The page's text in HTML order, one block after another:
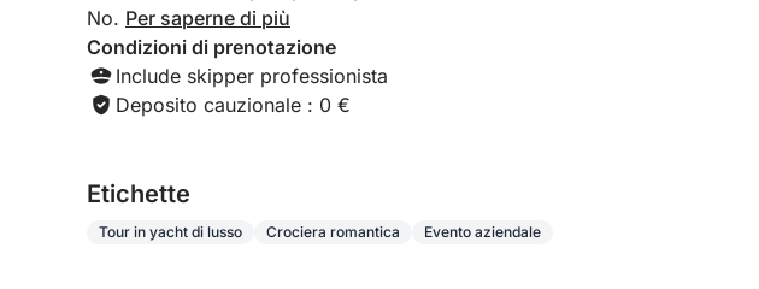
No. Per saperne di più
Condizioni di prenotazione
Include skipper professionista
Deposito cauzionale : 0 €
Etichette
Tour in yacht di lusso Crociera romantica Evento aziendale